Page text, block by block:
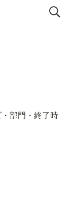
部門・終了時